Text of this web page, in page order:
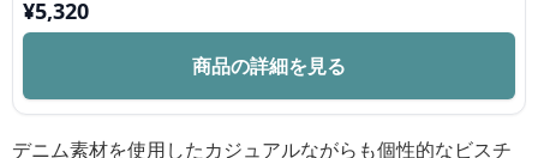
¥5,320
商品の詳細を見る
デニム素材を使用したカジュアルながらも個性的なビスチ